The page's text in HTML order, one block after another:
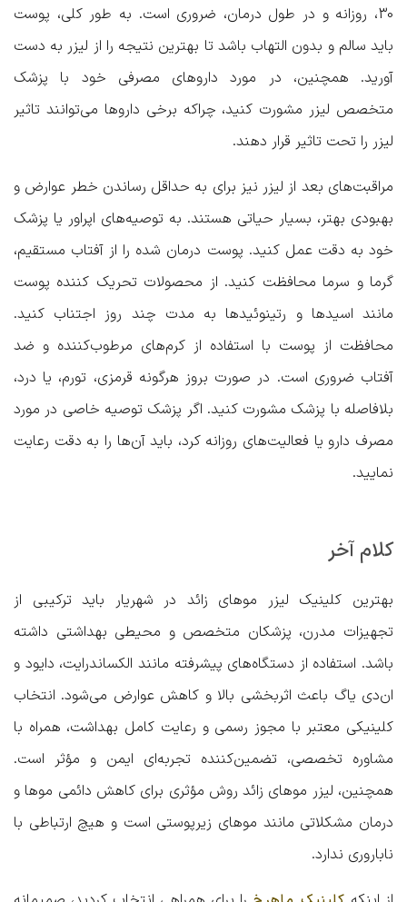
30، روزانه و در طول درمان، ضروری است. به طور کلی، پوست
باید سالم و بدون التهاب باشد تا بهترین نتیجه را از لیزر به دست
آورید. همچنین، در مورد داروهای مصرفی خود با پزشک
متخصص لیزر مشورت کنید، چراکه برخی داروها می‌توانند تاثیر
لیزر را تحت تاثیر قرار دهند.
مراقبت‌های بعد از لیزر نیز برای به حداقل رساندن خطر عوارض و
بهبودی بهتر، بسیار حیاتی هستند. به توصیه‌های اپراور یا پزشک
خود به دقت عمل کنید. پوست درمان شده را از آفتاب مستقیم،
گرما و سرما محافظت کنید. از محصولات تحریک کننده پوست
مانند اسیدها و رتینوئیدها به مدت چند روز اجتناب کنید.
محافظت از پوست با استفاده از کرم‌های مرطوب‌کننده و ضد
آفتاب ضروری است. در صورت بروز هرگونه قرمزی، تورم، یا درد،
بلافاصله با پزشک مشورت کنید. اگر پزشک توصیه خاصی در مورد
مصرف دارو یا فعالیت‌های روزانه کرد، باید آن‌ها را به دقت رعایت
نمایید.
کلام آخر
بهترین کلینیک لیزر موهای زائد در شهریار باید ترکیبی از
تجهیزات مدرن، پزشکان متخصص و محیطی بهداشتی داشته
باشد. استفاده از دستگاه‌های پیشرفته مانند الکساندرایت، دایود و
ان‌دی یاگ باعث اثربخشی بالا و کاهش عوارض می‌شود. انتخاب
کلینیکی معتبر با مجوز رسمی و رعایت کامل بهداشت، همراه با
مشاوره تخصصی، تضمین‌کننده تجربه‌ای ایمن و مؤثر است.
همچنین، لیزر موهای زائد روش مؤثری برای کاهش دائمی موها و
درمان مشکلاتی مانند موهای زیرپوستی است و هیچ ارتباطی با
ناباروری ندارد.